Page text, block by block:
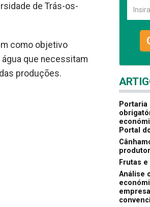
de Trás-os-
como objetivo
que necessitam
produções.
Portal
Frutas
Análise